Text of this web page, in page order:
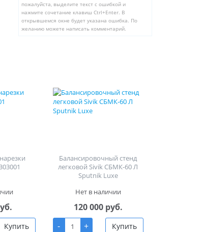
пожалуйста, выделите текст с ошибкой и
нажмите сочетание клавиш Ctrl+Enter. В
открывшемся окне будет указана ошибка. По
желанию можете написать комментарий.
Купить
Балансировочный стенд
легковой Sivik СБМК-60 Л
Sputnik Luxe
Нет в наличии
120 000 руб.
-
+ Купить